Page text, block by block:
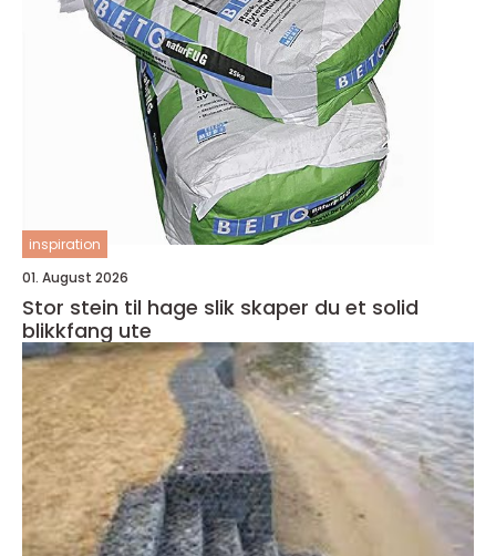
inspiration
01. August 2026
Stor stein til hage slik skaper du et solid
blikkfang ute